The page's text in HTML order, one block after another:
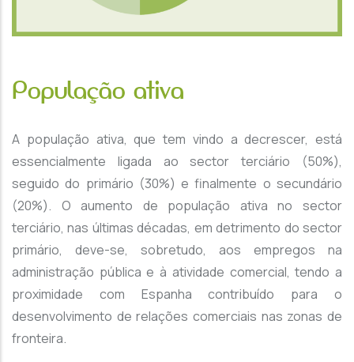
População ativa
A população ativa, que tem vindo a decrescer, está
essencialmente ligada ao sector terciário (50%),
seguido do primário (30%) e finalmente o secundário
(20%). O aumento de população ativa no sector
terciário, nas últimas décadas, em detrimento do sector
primário, deve-se, sobretudo, aos empregos na
administração pública e à atividade comercial, tendo a
proximidade com Espanha contribuído para o
desenvolvimento de relações comerciais nas zonas de
fronteira.